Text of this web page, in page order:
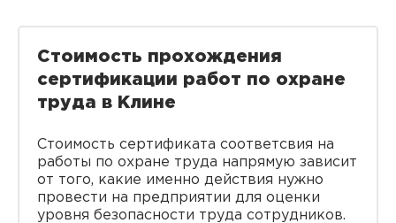
Стоимость прохождения
сертификации работ по охране
труда в Клине
Стоимость сертификата соответсвия на
работы по охране труда напрямую зависит
от того, какие именно действия нужно
провести на предприятии для оценки
уровня безопасности труда сотрудников.